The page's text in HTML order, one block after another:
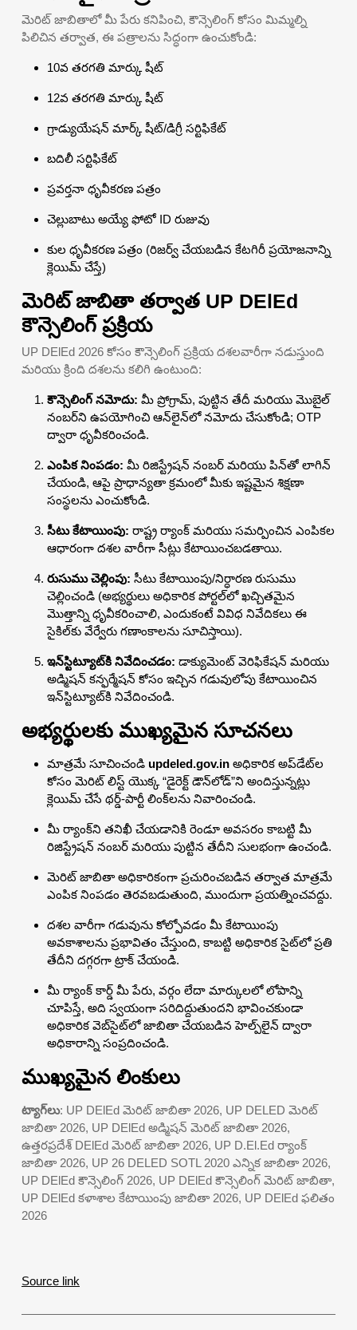
మెరిట్ జాబితాలో మీ పేరు కనిపించి, కౌన్సెలింగ్ కోసం మిమ్మల్ని
పిలిచిన తర్వాత, ఈ పత్రాలను సిద్ధంగా ఉంచుకోండి:
10వ తరగతి మార్కు షీట్
12వ తరగతి మార్కు షీట్
గ్రాడ్యుయేషన్ మార్క్ షీట్/డిగ్రీ సర్టిఫికేట్
బదిలీ సర్టిఫికేట్
ప్రవర్తనా ధృవీకరణ పత్రం
చెల్లుబాటు అయ్యే ఫోటో ID రుజువు
కుల ధృవీకరణ పత్రం (రిజర్వ్ చేయబడిన కేటగిరీ ప్రయోజనాన్ని
క్లెయిమ్ చేస్తే)
మెరిట్ జాబితా తర్వాత UP DElEd
కౌన్సెలింగ్ ప్రక్రియ
UP DElEd 2026 కోసం కౌన్సెలింగ్ ప్రక్రియ దశలవారీగా నడుస్తుంది
మరియు క్రింది దశలను కలిగి ఉంటుంది:
కౌన్సెలింగ్ నమోదు: మీ ప్రోగ్రామ్, పుట్టిన తేదీ మరియు మొబైల్
నంబర్‌ని ఉపయోగించి ఆన్‌లైన్‌లో నమోదు చేసుకోండి; OTP
ద్వారా ధృవీకరించండి.
ఎంపిక నింపడం: మీ రిజిస్ట్రేషన్ నంబర్ మరియు పిన్‌తో లాగిన్
చేయండి, ఆపై ప్రాధాన్యతా క్రమంలో మీకు ఇష్టమైన శిక్షణా
సంస్థలను ఎంచుకోండి.
సీటు కేటాయింపు: రాష్ట్ర ర్యాంక్ మరియు సమర్పించిన ఎంపికల
ఆధారంగా దశల వారీగా సీట్లు కేటాయించబడతాయి.
రుసుము చెల్లింపు: సీటు కేటాయింపు/నిర్ధారణ రుసుము
చెల్లించండి (అభ్యర్థులు అధికారిక పోర్టల్‌లో ఖచ్చితమైన
మొత్తాన్ని ధృవీకరించాలి, ఎందుకంటే వివిధ నివేదికలు ఈ
సైకిల్‌కు వేర్వేరు గణాంకాలను సూచిస్తాయి).
ఇన్‌స్టిట్యూట్‌కి నివేదించడం: డాక్యుమెంట్ వెరిఫికేషన్ మరియు
అడ్మిషన్ కన్ఫర్మేషన్ కోసం ఇచ్చిన గడువులోపు కేటాయించిన
ఇన్‌స్టిట్యూట్‌కి నివేదించండి.
అభ్యర్థులకు ముఖ్యమైన సూచనలు
మాత్రమే సూచించండి updeled.gov.in అధికారిక అప్‌డేట్‌ల
కోసం మెరిట్ లిస్ట్ యొక్క “డైరెక్ట్ డౌన్‌లోడ్”ని అందిస్తున్నట్లు
క్లెయిమ్ చేసే థర్డ్-పార్టీ లింక్‌లను నివారించండి.
మీ ర్యాంక్‌ని తనిఖీ చేయడానికి రెండూ అవసరం కాబట్టి మీ
రిజిస్ట్రేషన్ నంబర్ మరియు పుట్టిన తేదీని సులభంగా ఉంచండి.
మెరిట్ జాబితా అధికారికంగా ప్రచురించబడిన తర్వాత మాత్రమే
ఎంపిక నింపడం తెరవబడుతుంది, ముందుగా ప్రయత్నించవద్దు.
దశల వారీగా గడువును కోల్పోవడం మీ కేటాయింపు
అవకాశాలను ప్రభావితం చేస్తుంది, కాబట్టి అధికారిక సైట్‌లో ప్రతి
తేదీని దగ్గరగా ట్రాక్ చేయండి.
మీ ర్యాంక్ కార్డ్ మీ పేరు, వర్గం లేదా మార్కులలో లోపాన్ని
చూపిస్తే, అది స్వయంగా సరిదిద్దుతుందని భావించకుండా
అధికారిక వెబ్‌సైట్‌లో జాబితా చేయబడిన హెల్ప్‌లైన్ ద్వారా
అధికారాన్ని సంప్రదించండి.
ముఖ్యమైన లింకులు
ట్యాగ్‌లు: UP DElEd మెరిట్ జాబితా 2026, UP DELED మెరిట్
జాబితా 2026, UP DElEd అడ్మిషన్ మెరిట్ జాబితా 2026,
ఉత్తరప్రదేశ్ DElEd మెరిట్ జాబితా 2026, UP D.El.Ed ర్యాంక్
జాబితా 2026, UP 26 DELED SOTL 2020 ఎన్నిక జాబితా 2026,
UP DElEd కౌన్సెలింగ్ 2026, UP DElEd కౌన్సెలింగ్ మెరిట్ జాబితా,
UP DElEd కళాశాల కేటాయింపు జాబితా 2026, UP DElEd ఫలితం
2026
Source link